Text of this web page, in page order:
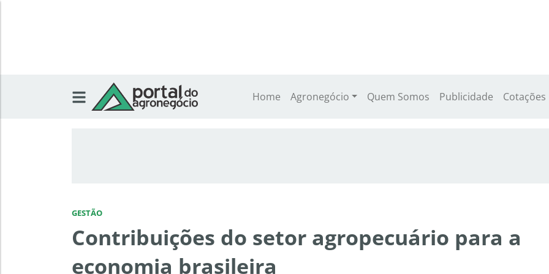
Home Agronegócio Quem Somos Publicidade Cotações
GESTÃO
Contribuições do setor agropecuário para a
economia brasileira